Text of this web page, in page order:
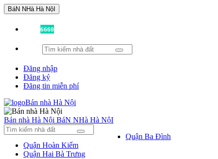
BáN NHà Hà NộI
6660
Đăng nhập
Đăng ký
Đăng tin miễn phí
Bán nhà Hà Nội BáN NHà Hà NộI
Quận Ba Đình
Quận Hoàn Kiếm
Quận Hai Bà Trưng